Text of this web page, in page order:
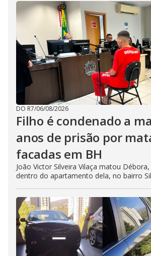
DO R7/06/08/2026
Filho é condenado a
anos de prisão por
facadas em BH
João Victor Silveira Vilaça matou
dentro do apartamento dela, no bairro